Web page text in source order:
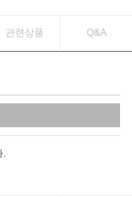
관련상품 Q&A
.